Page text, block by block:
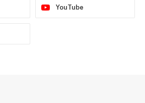
YouTube